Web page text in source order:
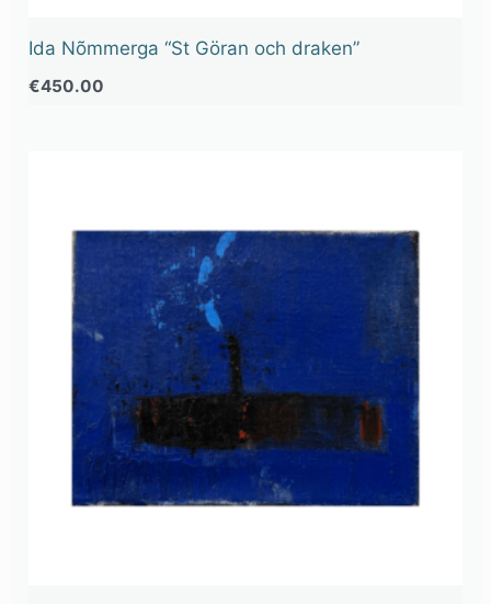
Ida Nõmmerga “St Göran och draken”
€450.00